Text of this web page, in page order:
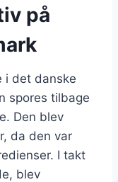
på
i det danske
spores tilbage
Den blev
da den var
I takt
blev